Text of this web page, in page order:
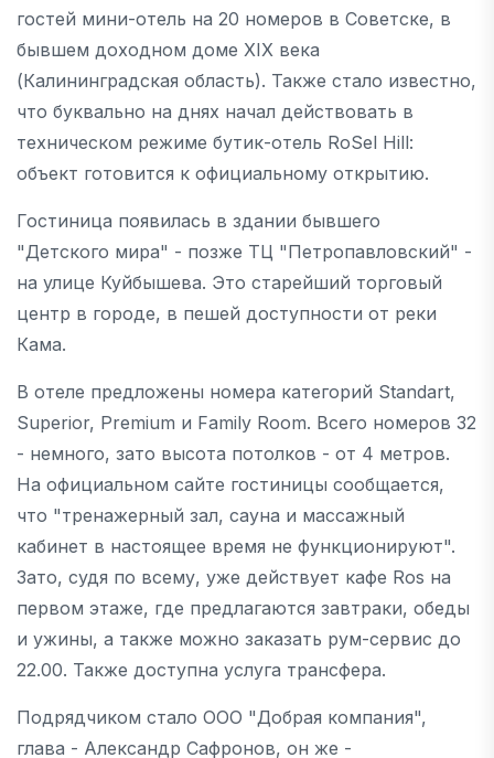
гостей мини-отель на 20 номеров в Советске, в
бывшем доходном доме XIX века
(Калининградская область). Также стало известно,
что буквально на днях начал действовать в
техническом режиме бутик-отель RoSel Hill:
объект готовится к официальному открытию.
Гостиница появилась в здании бывшего
"Детского мира" - позже ТЦ "Петропавловский" -
на улице Куйбышева. Это старейший торговый
центр в городе, в пешей доступности от реки
Кама.
В отеле предложены номера категорий Standart,
Superior, Premium и Family Room. Всего номеров 32
- немного, зато высота потолков - от 4 метров.
На официальном сайте гостиницы сообщается,
что "тренажерный зал, сауна и массажный
кабинет в настоящее время не функционируют".
Зато, судя по всему, уже действует кафе Ros на
первом этаже, где предлагаются завтраки, обеды
и ужины, а также можно заказать рум-сервис до
22.00. Также доступна услуга трансфера.
Подрядчиком стало ООО "Добрая компания",
глава - Александр Сафронов, он же -